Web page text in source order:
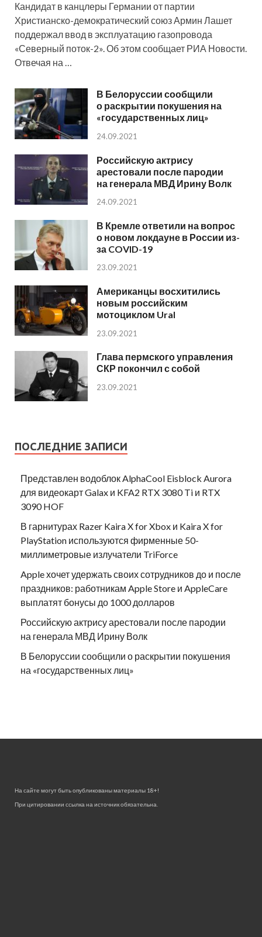
Кандидат в канцлеры Германии от партии
Христианско-демократический союз Армин Лашет
поддержал ввод в эксплуатацию газопровода
«Северный поток-2». Об этом сообщает РИА Новости.
Отвечая на …
В Белоруссии сообщили
о раскрытии покушения на
«государственных лиц»
24.09.2021
Российскую актрису
арестовали после пародии
на генерала МВД Ирину Волк
24.09.2021
В Кремле ответили на вопрос
о новом локдауне в России из-
за COVID-19
23.09.2021
Американцы восхитились
новым российским
мотоциклом Ural
23.09.2021
Глава пермского управления
СКР покончил с собой
23.09.2021
ПОСЛЕДНИЕ ЗАПИСИ
Представлен водоблок AlphaCool Eisblock Aurora
для видеокарт Galax и KFA2 RTX 3080 Ti и RTX
3090 HOF
В гарнитурах Razer Kaira X for Xbox и Kaira X for
PlayStation используются фирменные 50-
миллиметровые излучатели TriForce
Apple хочет удержать своих сотрудников до и после
праздников: работникам Apple Store и AppleCare
выплатят бонусы до 1000 долларов
Российскую актрису арестовали после пародии
на генерала МВД Ирину Волк
В Белоруссии сообщили о раскрытии покушения
на «государственных лиц»
На сайте могут быть опубликованы материалы 18+!
При цитировании ссылка на источник обязательна.